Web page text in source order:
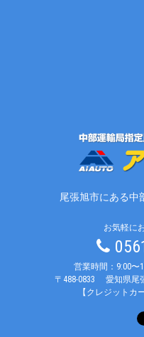
尾張旭市にある中
お気軽に
営業時間：9:00
〒488-0833
愛知県尾
【クレジットカ